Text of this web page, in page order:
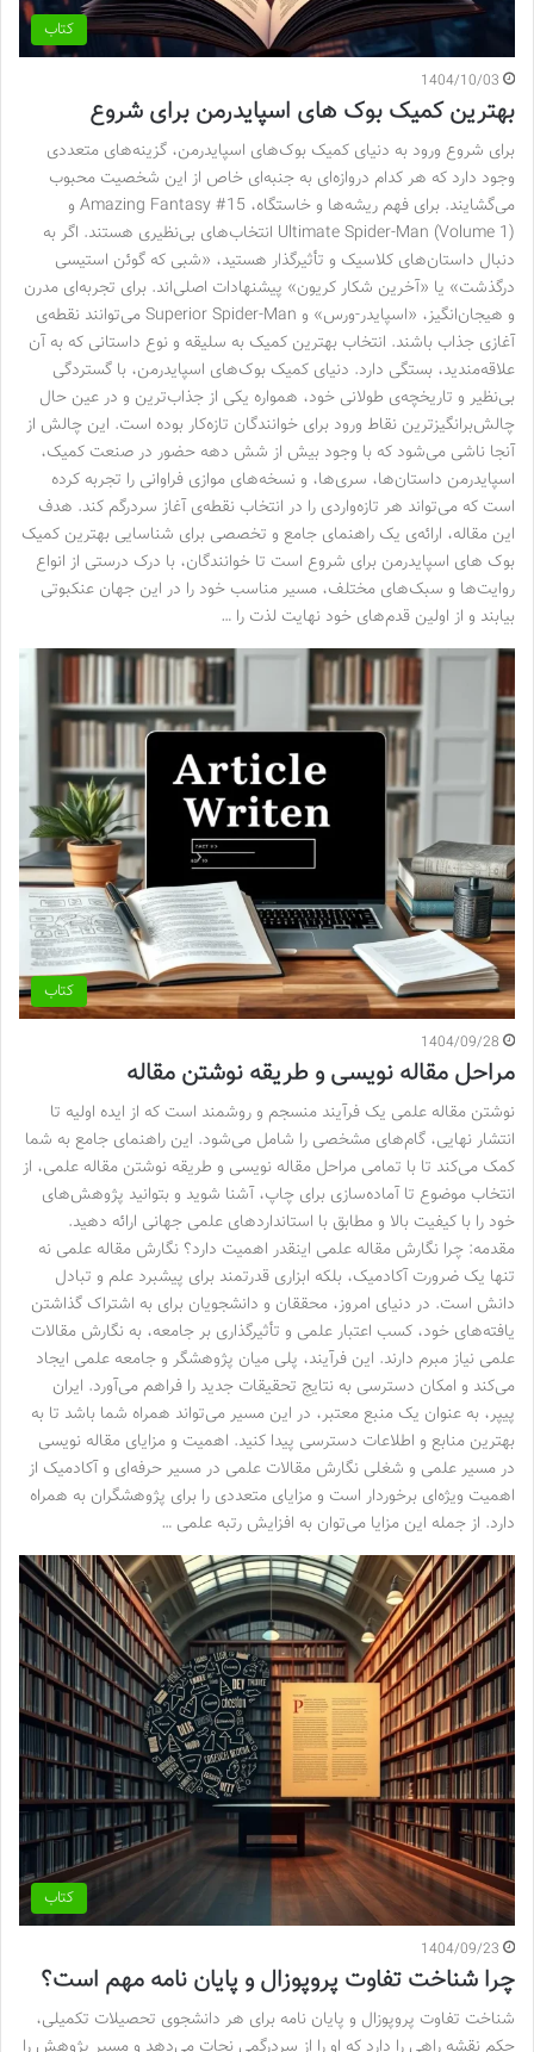
کتاب
1404/10/03
بهترین کمیک بوک های اسپایدرمن برای شروع
برای شروع ورود به دنیای کمیک بوک‌های اسپایدرمن، گزینه‌های متعددی
وجود دارد که هر کدام دروازه‌ای به جنبه‌ای خاص از این شخصیت محبوب
می‌گشایند. برای فهم ریشه‌ها و خاستگاه، Amazing Fantasy #15 و
Ultimate Spider-Man (Volume 1) انتخاب‌های بی‌نظیری هستند. اگر به
دنبال داستان‌های کلاسیک و تأثیرگذار هستید، «شبی که گوئن استیسی
درگذشت» یا «آخرین شکار کریون» پیشنهادات اصلی‌اند. برای تجربه‌ای مدرن
و هیجان‌انگیز، «اسپایدر-ورس» و Superior Spider-Man می‌توانند نقطه‌ی
آغازی جذاب باشند. انتخاب بهترین کمیک به سلیقه و نوع داستانی که به آن
علاقه‌مندید، بستگی دارد. دنیای کمیک بوک‌های اسپایدرمن، با گستردگی
بی‌نظیر و تاریخچه‌ی طولانی خود، همواره یکی از جذاب‌ترین و در عین حال
چالش‌برانگیزترین نقاط ورود برای خوانندگان تازه‌کار بوده است. این چالش از
آنجا ناشی می‌شود که با وجود بیش از شش دهه حضور در صنعت کمیک،
اسپایدرمن داستان‌ها، سری‌ها، و نسخه‌های موازی فراوانی را تجربه کرده
است که می‌تواند هر تازه‌واردی را در انتخاب نقطه‌ی آغاز سردرگم کند. هدف
این مقاله، ارائه‌ی یک راهنمای جامع و تخصصی برای شناسایی بهترین کمیک
بوک های اسپایدرمن برای شروع است تا خوانندگان، با درک درستی از انواع
روایت‌ها و سبک‌های مختلف، مسیر مناسب خود را در این جهان عنکبوتی
بیابند و از اولین قدم‌های خود نهایت لذت را …
کتاب
1404/09/28
مراحل مقاله نویسی و طریقه نوشتن مقاله
نوشتن مقاله علمی یک فرآیند منسجم و روشمند است که از ایده اولیه تا
انتشار نهایی، گام‌های مشخصی را شامل می‌شود. این راهنمای جامع به شما
کمک می‌کند تا با تمامی مراحل مقاله نویسی و طریقه نوشتن مقاله علمی، از
انتخاب موضوع تا آماده‌سازی برای چاپ، آشنا شوید و بتوانید پژوهش‌های
خود را با کیفیت بالا و مطابق با استانداردهای علمی جهانی ارائه دهید.
مقدمه: چرا نگارش مقاله علمی اینقدر اهمیت دارد؟ نگارش مقاله علمی نه
تنها یک ضرورت آکادمیک، بلکه ابزاری قدرتمند برای پیشبرد علم و تبادل
دانش است. در دنیای امروز، محققان و دانشجویان برای به اشتراک گذاشتن
یافته‌های خود، کسب اعتبار علمی و تأثیرگذاری بر جامعه، به نگارش مقالات
علمی نیاز مبرم دارند. این فرآیند، پلی میان پژوهشگر و جامعه علمی ایجاد
می‌کند و امکان دسترسی به نتایج تحقیقات جدید را فراهم می‌آورد. ایران
پیپر، به عنوان یک منبع معتبر، در این مسیر می‌تواند همراه شما باشد تا به
بهترین منابع و اطلاعات دسترسی پیدا کنید. اهمیت و مزایای مقاله نویسی
در مسیر علمی و شغلی نگارش مقالات علمی در مسیر حرفه‌ای و آکادمیک از
اهمیت ویژه‌ای برخوردار است و مزایای متعددی را برای پژوهشگران به همراه
دارد. از جمله این مزایا می‌توان به افزایش رتبه علمی …
کتاب
1404/09/23
چرا شناخت تفاوت پروپوزال و پایان نامه مهم است؟
شناخت تفاوت پروپوزال و پایان نامه برای هر دانشجوی تحصیلات تکمیلی،